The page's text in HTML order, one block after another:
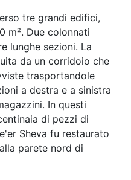
tre grandi edifici,
m². Due colonnati
lunghe sezioni. La
da un corridoio che
trasportandole
a destra e a sinistra
In questi
di pezzi di
Sheva fu restaurato
parete nord di